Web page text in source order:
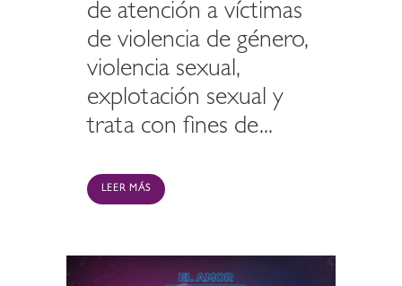
de atención a víctimas
de violencia de género,
violencia sexual,
explotación sexual y
trata con fines de...
LEER MÁS